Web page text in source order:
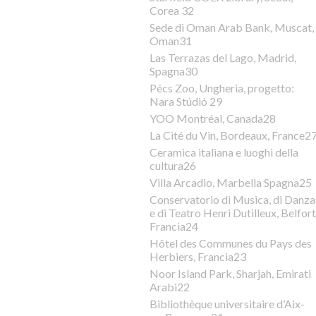
Corea 32
Sede di Oman Arab Bank, Muscat,
Oman31
Las Terrazas del Lago, Madrid,
Spagna30
Pécs Zoo, Ungheria, progetto:
Nara Stúdió 29
YOO Montréal, Canada28
La Cité du Vin, Bordeaux,
Ceramica italiana e luoghi della
cultura26
Villa Arcadio, Marbella Spagna25
Conservatorio di Musica, di Danza
e di Teatro Henri Dutilleux,
Francia24
Hôtel des Communes du Pays des
Herbiers, Francia23
Noor Island Park, Sharjah, Emirati
Arabi22
Bibliothèque universitaire d’Aix-